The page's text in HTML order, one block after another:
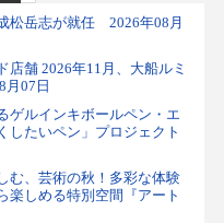
松岳志が就任 2026年08月
舗 2026年11月、大船ルミ
07日
ルインキボールペン・エ
たいペン」プロジェクト
む、芸術の秋！多彩な体験
しめる特別空間『アート